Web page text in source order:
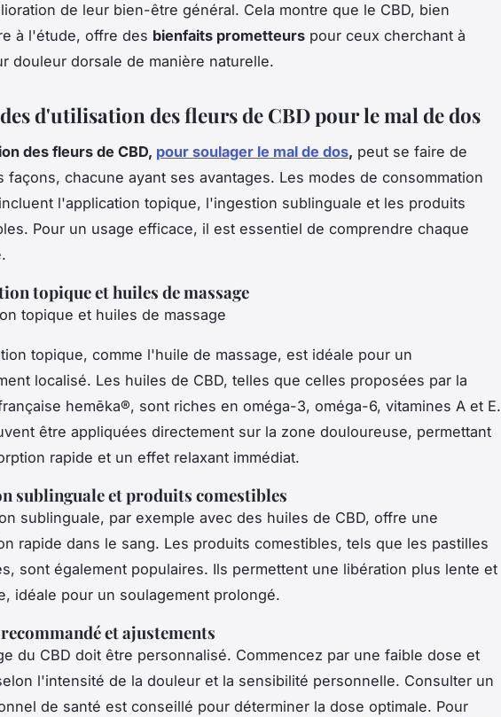
de leur bien-être général. Cela montre que le CBD, bien
à l'étude, offre des bienfaits prometteurs pour ceux cherchant à
douleur dorsale de manière naturelle.
d'utilisation des fleurs de CBD pour le mal de dos
des fleurs de CBD, pour soulager le mal de dos, peut se faire de
façons, chacune ayant ses avantages. Les modes de consommation
l'application topique, l'ingestion sublinguale et les produits
Pour un usage efficace, il est essentiel de comprendre chaque
topique et huiles de massage
topique et huiles de massage
topique, comme l'huile de massage, est idéale pour un
localisé. Les huiles de CBD, telles que celles proposées par la
hemēka®, sont riches en oméga-3, oméga-6, vitamines A et E.
être appliquées directement sur la zone douloureuse, permettant
rapide et un effet relaxant immédiat.
sublinguale et produits comestibles
sublinguale, par exemple avec des huiles de CBD, offre une
rapide dans le sang. Les produits comestibles, tels que les pastilles
sont également populaires. Ils permettent une libération plus lente et
idéale pour un soulagement prolongé.
et ajustements
du CBD doit être personnalisé. Commencez par une faible dose et
l'intensité de la douleur et la sensibilité personnelle. Consulter un
de santé est conseillé pour déterminer la dose optimale. Pour